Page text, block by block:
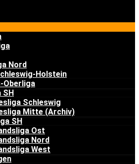
Nord
Holstein
Oberliga
SH
Schleswig
Mitte (Archiv)
SH
Ost
Nord
West